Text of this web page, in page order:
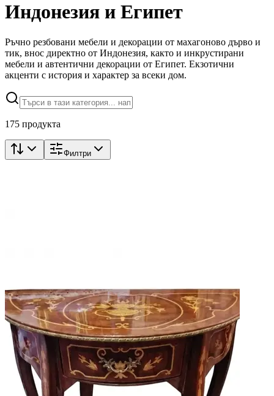
Индонезия и Египет
Ръчно резбовани мебели и декорации от махагоново дърво и
тик, внос директно от Индонезия, както и инкрустирани
мебели и автентични декорации от Египет. Екзотични
акценти с история и характер за всеки дом.
175 продукта
Филтри